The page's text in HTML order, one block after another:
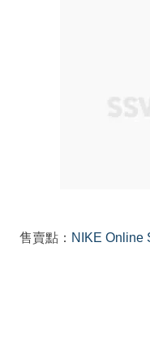
售賣點： NIKE Online